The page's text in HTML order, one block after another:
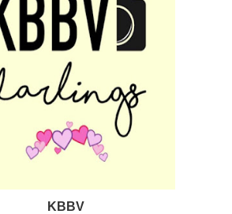
KBBV